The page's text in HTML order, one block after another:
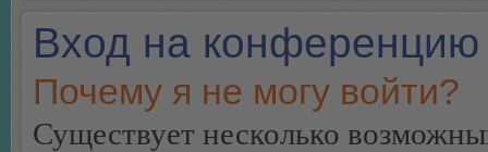
Вход на конференцию
Почему я не могу войти?
Существует несколько